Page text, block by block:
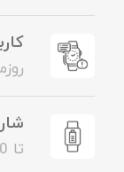
تا 10 روز در حالت استفاده عادی